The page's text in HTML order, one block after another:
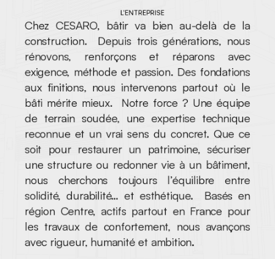
L'ENTREPRISE
Chez CESARO, bâtir va bien au-delà de la
construction.  Depuis trois générations, nous
rénovons, renforçons et réparons avec
exigence, méthode et passion. Des fondations
aux finitions, nous intervenons partout où le
bâti mérite mieux.  Notre force ? Une équipe
de terrain soudée, une expertise technique
reconnue et un vrai sens du concret. Que ce
soit pour restaurer un patrimoine, sécuriser
une structure ou redonner vie à un bâtiment,
nous cherchons toujours l’équilibre entre
solidité, durabilité… et esthétique.  Basés en
région Centre, actifs partout en France pour
les travaux de confortement, nous avançons
avec rigueur, humanité et ambition.